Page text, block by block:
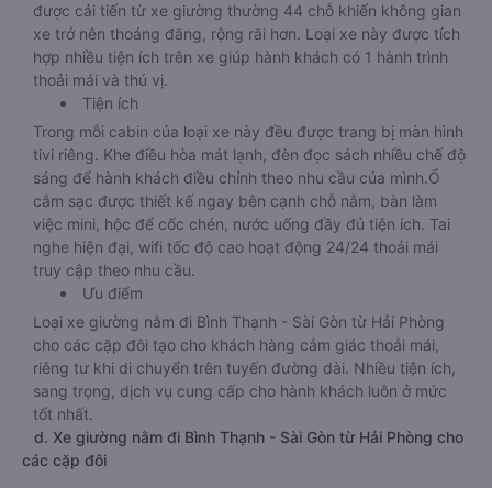
được cải tiến từ xe giường thường 44 chỗ khiến không gian
xe trở nên thoáng đãng, rộng rãi hơn. Loại xe này được tích
hợp nhiều tiện ích trên xe giúp hành khách có 1 hành trình
thoải mái và thú vị.
Tiện ích
Trong mỗi cabin của loại xe này đều được trang bị màn hình
tivi riêng. Khe điều hòa mát lạnh, đèn đọc sách nhiều chế độ
sáng để hành khách điều chỉnh theo nhu cầu của mình.Ổ
cắm sạc được thiết kế ngay bên cạnh chỗ nằm, bàn làm
việc mini, hộc để cốc chén, nước uống đầy đủ tiện ích. Tai
nghe hiện đại, wifi tốc độ cao hoạt động 24/24 thoải mái
truy cập theo nhu cầu.
Ưu điểm
Loại xe giường nằm đi Bình Thạnh - Sài Gòn từ Hải Phòng
cho các cặp đôi tạo cho khách hàng cảm giác thoải mái,
riêng tư khi di chuyển trên tuyến đường dài. Nhiều tiện ích,
sang trọng, dịch vụ cung cấp cho hành khách luôn ở mức
tốt nhất.
d. Xe giường nằm đi Bình Thạnh - Sài Gòn từ Hải Phòng cho
các cặp đôi